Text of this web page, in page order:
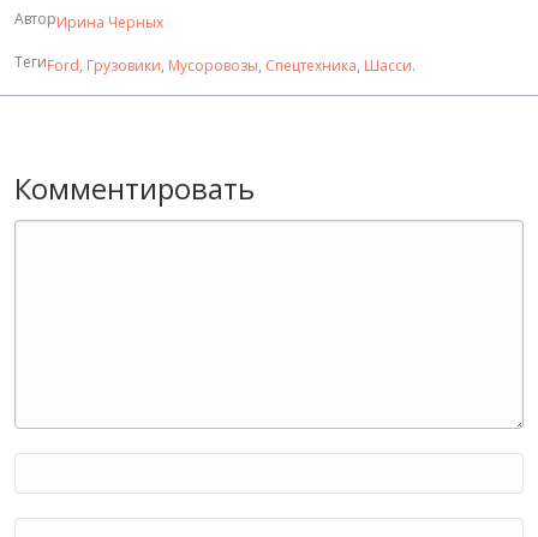
АвторИрина Черных
ТегиFord, Грузовики, Мусоровозы, Спецтехника, Шасси.
Комментировать